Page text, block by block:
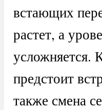
встающих
растет, а
усложняется.
предстоит
также смена